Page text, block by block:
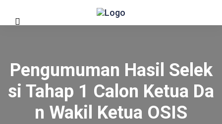
Pengumuman Hasil Selek
Si Tahap 1 Calon Ketua Da
N Wakil Ketua OSIS